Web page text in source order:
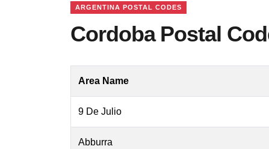
ARGENTINA POSTAL CODES
Cordoba Postal
Area Name
9 De Julio
Abburra